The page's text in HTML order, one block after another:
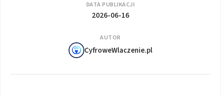
DATA PUBLIKACJI
2026-06-16
AUTOR
CyfroweWlaczenie.pl